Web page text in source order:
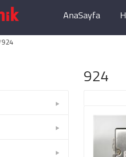
AnaSayfa
924
924